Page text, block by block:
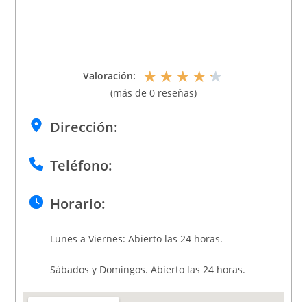
Valoración: ★★★★★
(más de 0 reseñas)
Dirección:
Teléfono:
Horario:
Lunes a Viernes: Abierto las 24 horas.
Sábados y Domingos. Abierto las 24 horas.